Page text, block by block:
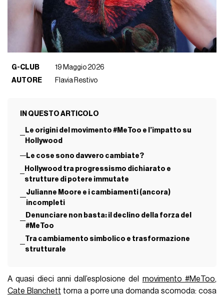
G-CLUB
19 Maggio 2026
AUTORE
Flavia Restivo
IN QUESTO ARTICOLO
Le origini del movimento #MeToo e l’impatto su
Hollywood
Le cose sono davvero cambiate?
Hollywood tra progressismo dichiarato e
strutture di potere immutate
Julianne Moore e i cambiamenti (ancora)
incompleti
Denunciare non basta: il declino della forza del
#MeToo
Tra cambiamento simbolico e trasformazione
strutturale
A quasi dieci anni dall’esplosione del movimento #MeToo,
Cate Blanchett torna a porre una domanda scomoda: cosa